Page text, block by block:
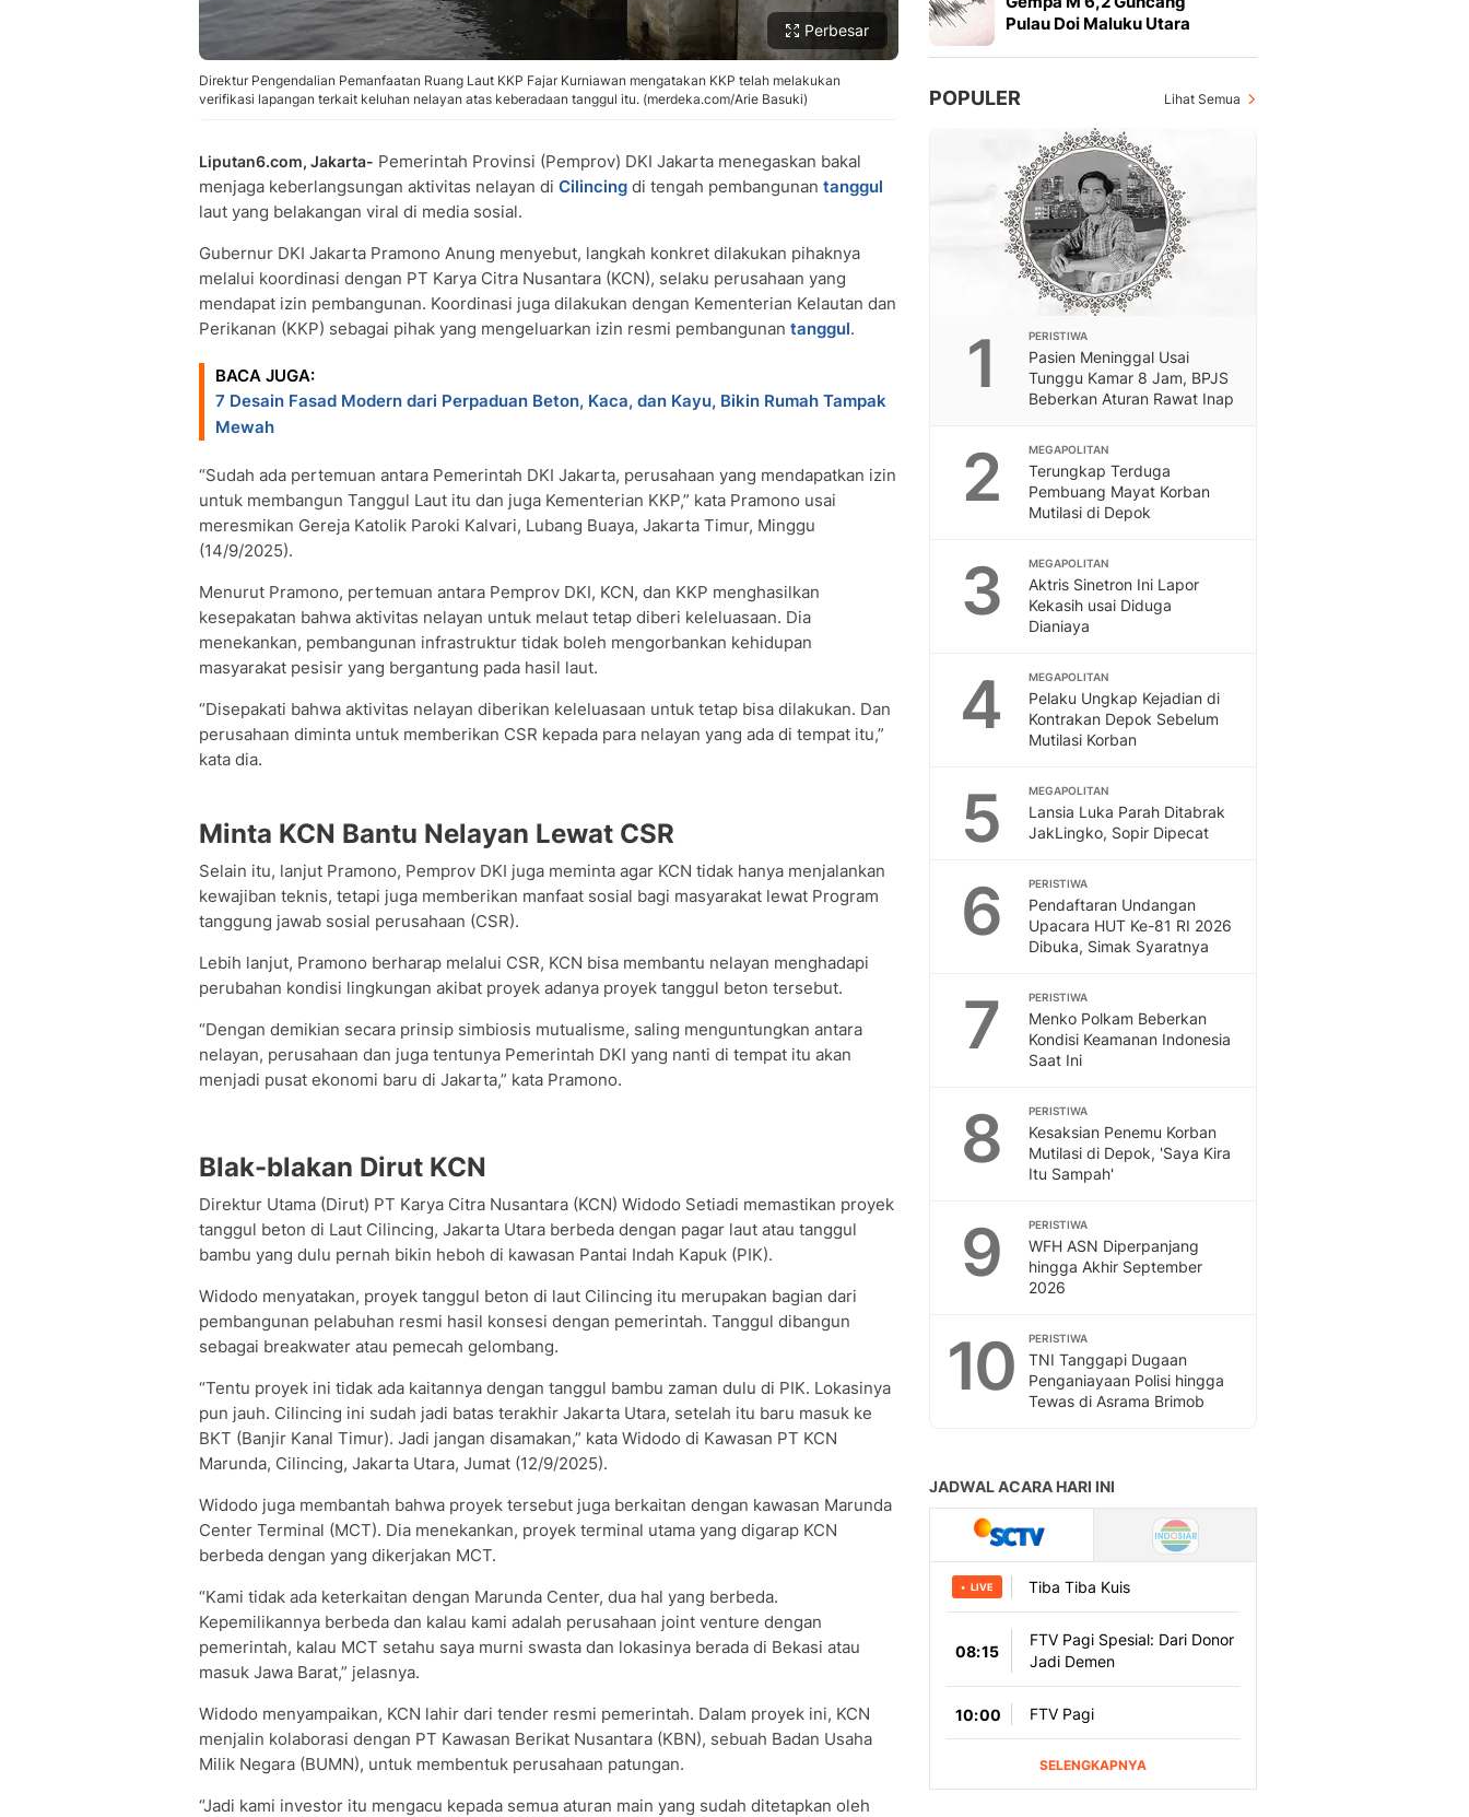
Perbesar
Direktur Pengendalian Pemanfaatan Ruang Laut KKP Fajar Kurniawan mengatakan KKP telah melakukan
verifikasi lapangan terkait keluhan nelayan atas keberadaan tanggul itu. (merdeka.com/Arie Basuki)
Liputan6.com, Jakarta- Pemerintah Provinsi (Pemprov) DKI Jakarta menegaskan bakal
menjaga keberlangsungan aktivitas nelayan di Cilincing di tengah pembangunan tanggul
laut yang belakangan viral di media sosial.
Gubernur DKI Jakarta Pramono Anung menyebut, langkah konkret dilakukan pihaknya
melalui koordinasi dengan PT Karya Citra Nusantara (KCN), selaku perusahaan yang
mendapat izin pembangunan. Koordinasi juga dilakukan dengan Kementerian Kelautan dan
Perikanan (KKP) sebagai pihak yang mengeluarkan izin resmi pembangunan tanggul.
BACA JUGA:
7 Desain Fasad Modern dari Perpaduan Beton, Kaca, dan Kayu, Bikin Rumah Tampak
Mewah
“Sudah ada pertemuan antara Pemerintah DKI Jakarta, perusahaan yang mendapatkan izin
untuk membangun Tanggul Laut itu dan juga Kementerian KKP,” kata Pramono usai
meresmikan Gereja Katolik Paroki Kalvari, Lubang Buaya, Jakarta Timur, Minggu
(14/9/2025).
Menurut Pramono, pertemuan antara Pemprov DKI, KCN, dan KKP menghasilkan
kesepakatan bahwa aktivitas nelayan untuk melaut tetap diberi keleluasaan. Dia
menekankan, pembangunan infrastruktur tidak boleh mengorbankan kehidupan
masyarakat pesisir yang bergantung pada hasil laut.
“Disepakati bahwa aktivitas nelayan diberikan keleluasaan untuk tetap bisa dilakukan. Dan
perusahaan diminta untuk memberikan CSR kepada para nelayan yang ada di tempat itu,”
kata dia.
Minta KCN Bantu Nelayan Lewat CSR
Selain itu, lanjut Pramono, Pemprov DKI juga meminta agar KCN tidak hanya menjalankan
kewajiban teknis, tetapi juga memberikan manfaat sosial bagi masyarakat lewat Program
tanggung jawab sosial perusahaan (CSR).
Lebih lanjut, Pramono berharap melalui CSR, KCN bisa membantu nelayan menghadapi
perubahan kondisi lingkungan akibat proyek adanya proyek tanggul beton tersebut.
“Dengan demikian secara prinsip simbiosis mutualisme, saling menguntungkan antara
nelayan, perusahaan dan juga tentunya Pemerintah DKI yang nanti di tempat itu akan
menjadi pusat ekonomi baru di Jakarta,” kata Pramono.
Blak-blakan Dirut KCN
Direktur Utama (Dirut) PT Karya Citra Nusantara (KCN) Widodo Setiadi memastikan proyek
tanggul beton di Laut Cilincing, Jakarta Utara berbeda dengan pagar laut atau tanggul
bambu yang dulu pernah bikin heboh di kawasan Pantai Indah Kapuk (PIK).
Widodo menyatakan, proyek tanggul beton di laut Cilincing itu merupakan bagian dari
pembangunan pelabuhan resmi hasil konsesi dengan pemerintah. Tanggul dibangun
sebagai breakwater atau pemecah gelombang.
“Tentu proyek ini tidak ada kaitannya dengan tanggul bambu zaman dulu di PIK. Lokasinya
pun jauh. Cilincing ini sudah jadi batas terakhir Jakarta Utara, setelah itu baru masuk ke
BKT (Banjir Kanal Timur). Jadi jangan disamakan,” kata Widodo di Kawasan PT KCN
Marunda, Cilincing, Jakarta Utara, Jumat (12/9/2025).
Widodo juga membantah bahwa proyek tersebut juga berkaitan dengan kawasan Marunda
Center Terminal (MCT). Dia menekankan, proyek terminal utama yang digarap KCN
berbeda dengan yang dikerjakan MCT.
“Kami tidak ada keterkaitan dengan Marunda Center, dua hal yang berbeda.
Kepemilikannya berbeda dan kalau kami adalah perusahaan joint venture dengan
pemerintah, kalau MCT setahu saya murni swasta dan lokasinya berada di Bekasi atau
masuk Jawa Barat,” jelasnya.
Widodo menyampaikan, KCN lahir dari tender resmi pemerintah. Dalam proyek ini, KCN
menjalin kolaborasi dengan PT Kawasan Berikat Nusantara (KBN), sebuah Badan Usaha
Milik Negara (BUMN), untuk membentuk perusahaan patungan.
“Jadi kami investor itu mengacu kepada semua aturan main yang sudah ditetapkan oleh
Pulau Doi Maluku Utara
POPULER Lihat Semua
1 PERISTIWA
Pasien Meninggal Usai
Tunggu Kamar 8 Jam, BPJS
Beberkan Aturan Rawat Inap
2 MEGAPOLITAN
Terungkap Terduga
Pembuang Mayat Korban
Mutilasi di Depok
3 MEGAPOLITAN
Aktris Sinetron Ini Lapor
Kekasih usai Diduga
Dianiaya
4 MEGAPOLITAN
Pelaku Ungkap Kejadian di
Kontrakan Depok Sebelum
Mutilasi Korban
5 MEGAPOLITAN
Lansia Luka Parah Ditabrak
JakLingko, Sopir Dipecat
6 PERISTIWA
Pendaftaran Undangan
Upacara HUT Ke-81 RI 2026
Dibuka, Simak Syaratnya
7 PERISTIWA
Menko Polkam Beberkan
Kondisi Keamanan Indonesia
Saat Ini
8 PERISTIWA
Kesaksian Penemu Korban
Mutilasi di Depok, 'Saya Kira
Itu Sampah'
9 PERISTIWA
WFH ASN Diperpanjang
hingga Akhir September
2026
10 PERISTIWA
TNI Tanggapi Dugaan
Penganiayaan Polisi hingga
Tewas di Asrama Brimob